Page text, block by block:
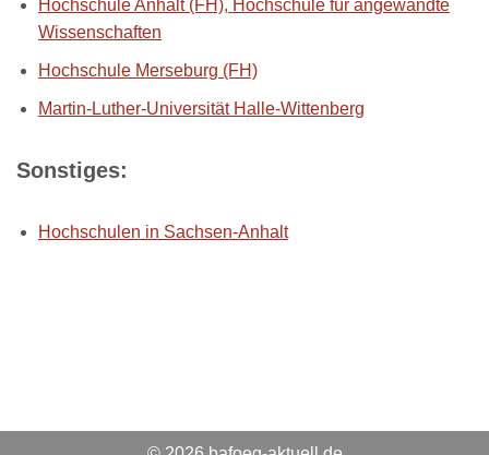
Hochschule Anhalt (FH), Hochschule für angewandte
Wissenschaften
Hochschule Merseburg (FH)
Martin-Luther-Universität Halle-Wittenberg
Sonstiges:
Hochschulen in Sachsen-Anhalt